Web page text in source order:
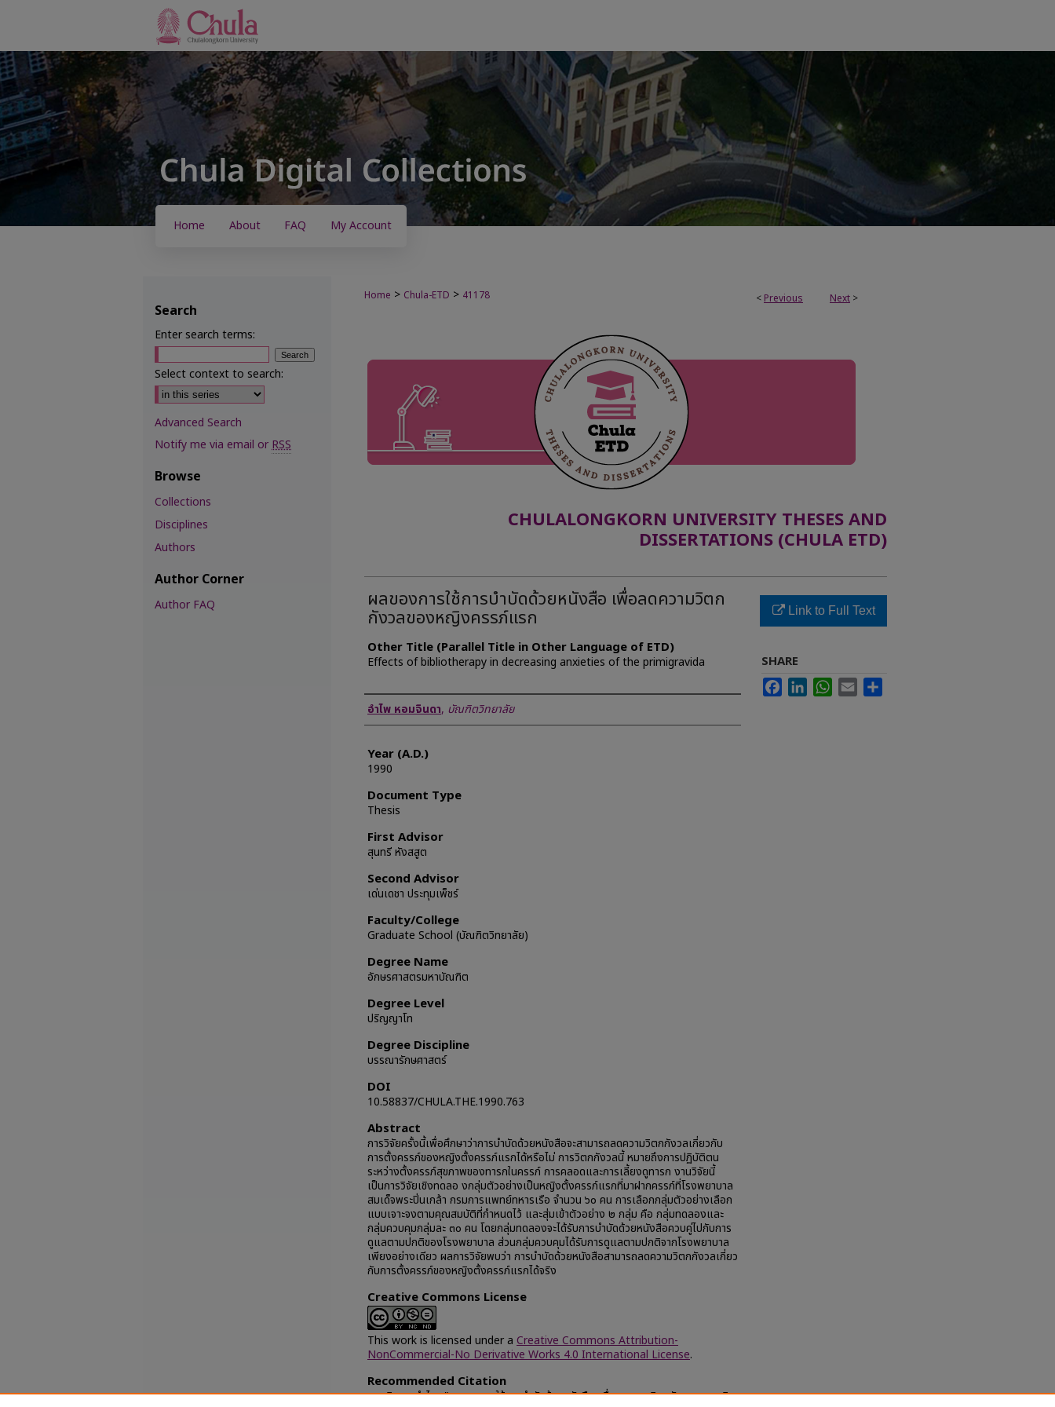
Home About FAQ My Account
< Previous Next >
Home > Chula-ETD > 41178
CHULALONGKORN UNIVERSITY THESES AND
DISSERTATIONS (CHULA ETD)
ผลของการใช้การบำบัดด้วยหนังสือ เพื่อลดความวิตก
กังวลของหญิงครรภ์แรก
Other Title (Parallel Title in Other Language of ETD)
Effects of bibliotherapy in decreasing anxieties of the primigravida
Author
อำไพ หอมจินดา, บัณฑิตวิทยาลัย
Year (A.D.)
1990
Document Type
Thesis
First Advisor
สุนทรี หังสสูต
Second Advisor
เด่นเดชา ประทุมเพ็ชร์
Faculty/College
Graduate School (บัณฑิตวิทยาลัย)
Degree Name
อักษรศาสตรมหาบัณฑิต
Degree Level
ปริญญาโท
Degree Discipline
บรรณารักษศาสตร์
DOI
10.58837/CHULA.THE.1990.763
Abstract
การวิจัยครั้งนี้เพื่อศึกษาว่าการบำบัดด้วยหนังสือจะสามารถลดความวิตกกังวลเกี่ยวกับ
การตั้งครรภ์ของหญิงตั้งครรภ์แรกได้หรือไม่ การวิตกกังวลนี้ หมายถึงการปฏิบัติตน
ระหว่างตั้งครรภ์สุขภาพของทารกในครรภ์ การคลอดและการเลี้ยงดูทารก งานวิจัยนี้
เป็นการวิจัยเชิงทดลอ งกลุ่มตัวอย่างเป็นหญิงตั้งครรภ์แรกที่มาฝากครรภ์ที่โรงพยาบาล
สมเด็จพระปิ่นเกล้า กรมการแพทย์ทหารเรือ จำนวน ๖๐ คน การเลือกกลุ่มตัวอย่างเลือก
แบบเจาะจงตามคุณสมบัติที่กำหนดไว้ และสุ่มเข้าตัวอย่าง ๒ กลุ่ม คือ กลุ่มทดลองและ
กลุ่มควบคุมกลุ่มละ ๓๐ คน โดยกลุ่มทดลองจะได้รับการบำบัดด้วยหนังสือควบคู่ไปกับการ
ดูแลตามปกติของโรงพยาบาล ส่วนกลุ่มควบคุมได้รับการดูแลตามปกติจากโรงพยาบาล
เพียงอย่างเดียว ผลการวิจัยพบว่า การบำบัดด้วยหนังสือสามารถลดความวิตกกังวลเกี่ยว
กับการตั้งครรภ์ของหญิงตั้งครรภ์แรกได้จริง
Creative Commons License
This work is licensed under a Creative Commons Attribution-
NonCommercial-No Derivative Works 4.0 International License.
Recommended Citation
หอมจินดา, อำไพ, "ผลของการใช้การบำบัดด้วยหนังสือ เพื่อลดความวิตกกังวลของหญิง
Link to Full Text
SHARE
FacebookLinkedInWhatsApp
Email
Search
Enter search terms:
Select context to search:
Advanced Search
Notify me via email or RSS
Browse
Collections
Disciplines
Authors
Author Corner
Author FAQ